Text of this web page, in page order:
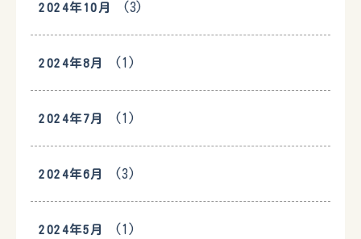
2024年10月 (3)
2024年8月 (1)
2024年7月 (1)
2024年6月 (3)
2024年5月 (1)